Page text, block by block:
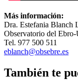
Más información:
Dra. Estefania Blanch
Observatorio del
Tel. 977 500 511
eblanch@obsebre.es
También te